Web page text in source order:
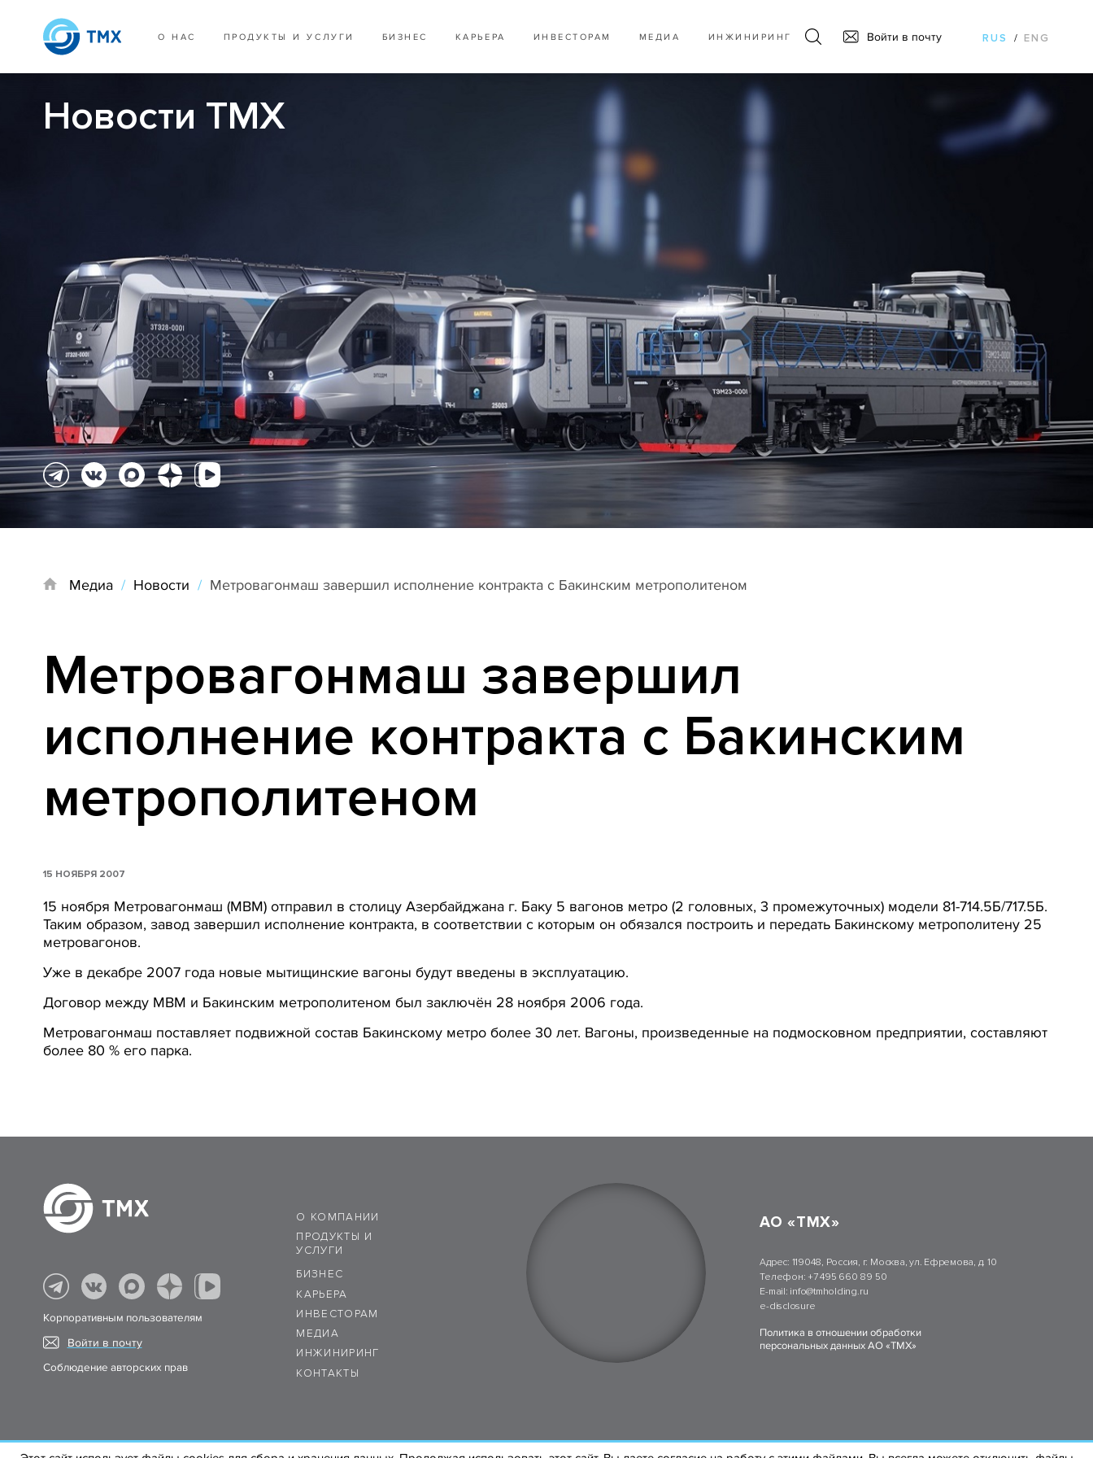
О НАС ПРОДУКТЫ И УСЛУГИ БИЗНЕС КАРЬЕРА ИНВЕСТОРАМ МЕДИА ИНЖИНИРИНГ Войти в почту RUS / ENG
Новости ТМХ
Медиа / Новости / Метровагонмаш завершил исполнение контракта с Бакинским метрополитеном
Метровагонмаш завершил
исполнение контракта с Бакинским
метрополитеном
15 НОЯБРЯ 2007
15 ноября Метровагонмаш (МВМ) отправил в столицу Азербайджана г. Баку 5 вагонов метро (2 головных, 3 промежуточных) модели 81-714.5Б/717.5Б.
Таким образом, завод завершил исполнение контракта, в соответствии с которым он обязался построить и передать Бакинскому метрополитену 25
метровагонов.
Уже в декабре 2007 года новые мытищинские вагоны будут введены в эксплуатацию.
Договор между МВМ и Бакинским метрополитеном был заключён 28 ноября 2006 года.
Метровагонмаш поставляет подвижной состав Бакинскому метро более 30 лет. Вагоны, произведенные на подмосковном предприятии, составляют
более 80 % его парка.
О КОМПАНИИ
ПРОДУКТЫ И
УСЛУГИ
БИЗНЕС
КАРЬЕРА
ИНВЕСТОРАМ
МЕДИА
ИНЖИНИРИНГ
КОНТАКТЫ
Корпоративным пользователям
Войти в почту
Соблюдение авторских прав
АО «ТМХ»
Адрес: 119048, Россия, г. Москва, ул. Ефремова, д. 10
Телефон: +7 495 660 89 50
E-mail: info@tmholding.ru
e-disclosure
Политика в отношении обработки
персональных данных АО «ТМХ»